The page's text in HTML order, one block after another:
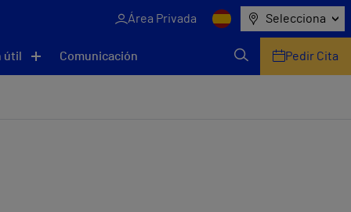
Área Privada Selecciona
útil Comunicación Pedir Cita